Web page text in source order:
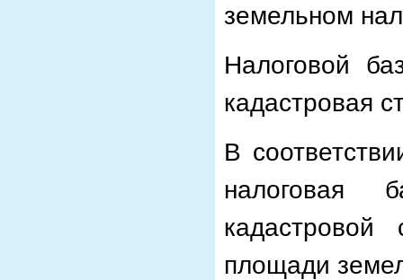
земельном
Налоговой
кадастровая
В
налоговая
кадастровой
площади